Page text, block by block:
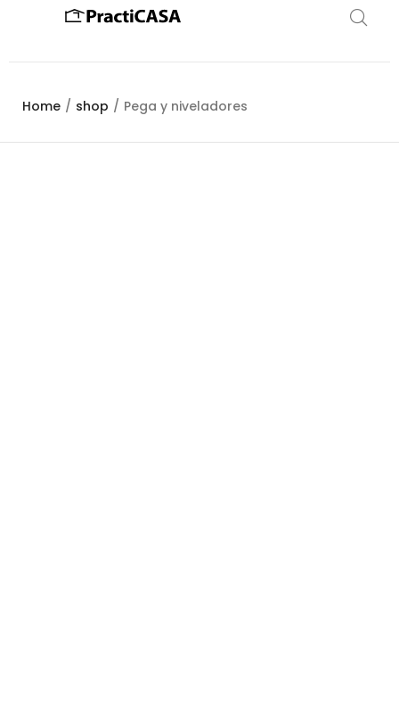
Home / shop / Pega y niveladores